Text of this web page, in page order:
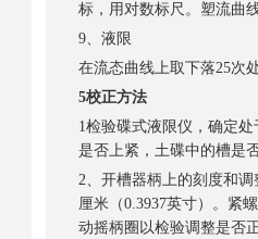
标，用对数标尺。塑流曲
9、液限
在流态曲线上取下落25次
5校正方法
1检验碟式液限仪，确定
是否上紧，土碟中的槽是
2、开槽器柄上的刻度和
厘米（0.3937英寸）。紧
动摇柄圈以检验调整是否